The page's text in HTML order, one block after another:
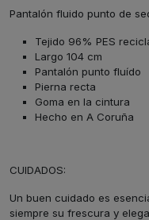
Pantalón fluido punto de
Tejido 96% PES
Largo 104 cm
Pantalón punto fluído
Pierna recta
Goma en la cintura
Hecho en A Coruña
CUIDADOS:
Un buen cuidado es
siempre su frescura y